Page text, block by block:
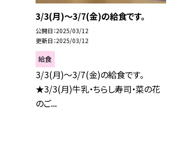
3/3(月)～3/7(金)の給食です。
公開日 2025/03/12
更新日 2025/03/12
給食
3/3(月)～3/7(金)の給食です。
★3/3(月)牛乳・ちらし寿司・菜の花
のご...